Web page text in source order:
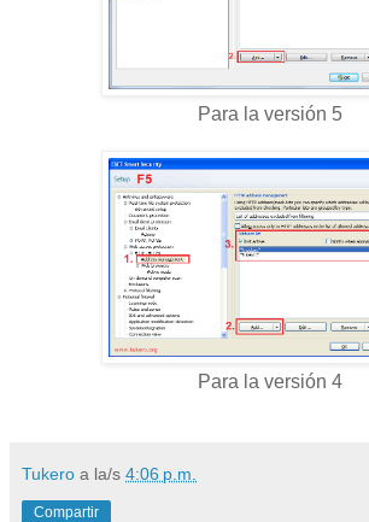
Para la versión 5
Para la versión 4
Tukero a la/s 4:06 p.m.
Compartir